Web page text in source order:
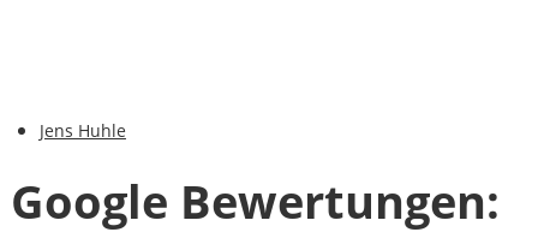
Jens Huhle
Google Bewertungen: